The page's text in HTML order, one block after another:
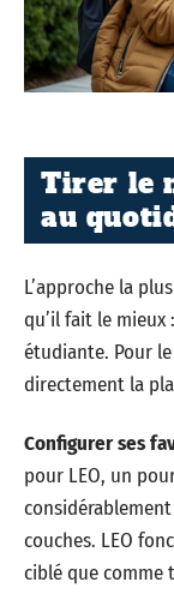
Tirer le
au
L’approche la
qu’il fait le
étudiante. Pour
directement la
Configurer ses
pour LEO, un
couches. LEO
ciblé que comme